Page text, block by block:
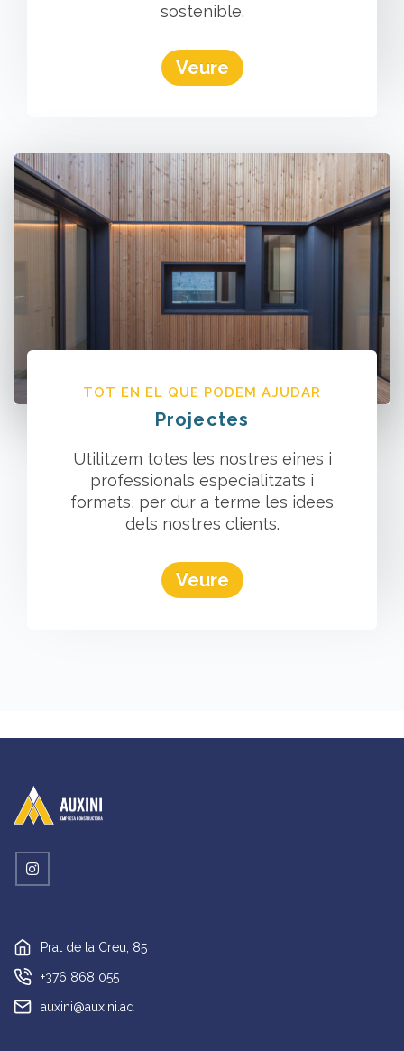
sostenible.
Veure
TOT EN EL QUE PODEM AJUDAR
Projectes
Utilitzem totes les nostres eines i
professionals especialitzats i
formats, per dur a terme les idees
dels nostres clients.
Veure
Prat de la Creu, 85
+376 868 055
auxini@auxini.ad